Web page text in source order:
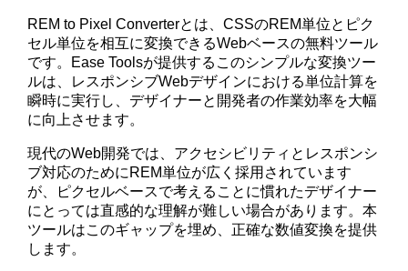
REM to Pixel Converterとは、CSSのREM単位とピク
セル単位を相互に変換できるWebベースの無料ツール
です。Ease Toolsが提供するこのシンプルな変換ツー
ルは、レスポンシブWebデザインにおける単位計算を
瞬時に実行し、デザイナーと開発者の作業効率を大幅
に向上させます。
現代のWeb開発では、アクセシビリティとレスポンシ
ブ対応のためにREM単位が広く採用されています
が、ピクセルベースで考えることに慣れたデザイナー
にとっては直感的な理解が難しい場合があります。本
ツールはこのギャップを埋め、正確な数値変換を提供
します。